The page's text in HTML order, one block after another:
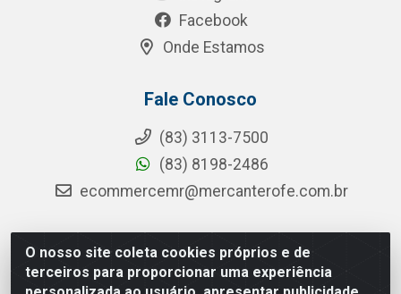
O nosso site coleta cookies próprios e de
terceiros para proporcionar uma experiência
Facebook
Onde Estamos
Fale Conosco
(83) 3113-7500
(83) 8198-2486
ecommercemr@mercanterofe.com.br
MR Distribuidora - Rua Hortêncio Ribeiro de Luna, 3777 -
Distrito Industrial, João Pessoa/PB - CEP 58081-400 -